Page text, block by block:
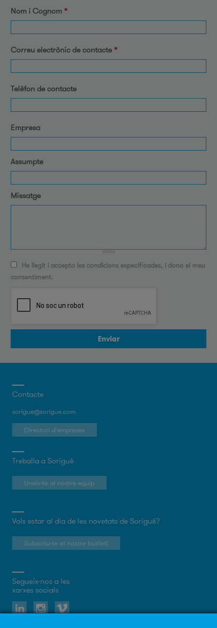
Nom i Cognom *
Correu electrònic de contacte *
Telèfon de contacte
Empresa
Assumpte
Missatge
RGPD
Consent
He llegit i accepto les condicions especificades, i dono el meu
consentiment.
Contacte
sorigue@sorigue.com
Directori d'empreses
Treballa a Sorigué
Uneix-te al nostre equip
Vols estar al dia de les novetats de Sorigué?
Subscriu-te al nostre butlletí
Segueix-nos a les
xarxes socials